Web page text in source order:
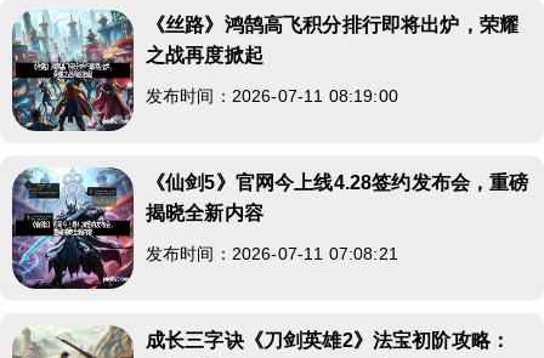
《丝路》鸿鹄高飞积分排行即将出炉，荣耀
之战再度掀起
发布时间：2026-07-11 08:19:00
《仙剑5》官网今上线4.28签约发布会，重磅
揭晓全新内容
发布时间：2026-07-11 07:08:21
成长三字诀《刀剑英雄2》法宝初阶攻略：